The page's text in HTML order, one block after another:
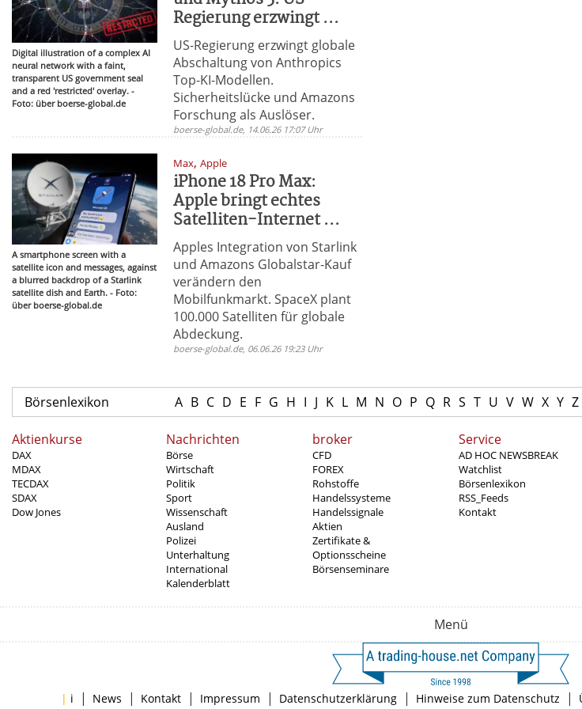
Digital illustration of a complex AI
neural network with a faint,
transparent US government seal
and a red 'restricted' overlay. -
Foto: über boerse-global.de
Regierung erzwingt ...
US-Regierung erzwingt globale
Abschaltung von Anthropics
Top-KI-Modellen.
Sicherheitslücke und Amazons
Forschung als Auslöser.
boerse-global.de, 14.06.26 17:07 Uhr
A smartphone screen with a
satellite icon and messages, against
a blurred backdrop of a Starlink
satellite dish and Earth. - Foto:
über boerse-global.de
Max,Apple
iPhone 18 Pro Max:
Apple bringt echtes
Satelliten-Internet ...
Apples Integration von Starlink
und Amazons Globalstar-Kauf
verändern den
Mobilfunkmarkt. SpaceX plant
100.000 Satelliten für globale
Abdeckung.
boerse-global.de, 06.06.26 19:23 Uhr
Börsenlexikon A B C D E F G H I J K L M N O P Q R S T U V W X Y Z
Aktienkurse
DAX
MDAX
TECDAX
SDAX
Dow Jones
Nachrichten
Börse
Wirtschaft
Politik
Sport
Wissenschaft
Ausland
Polizei
Unterhaltung
International
Kalenderblatt
broker
CFD
FOREX
Rohstoffe
Handelssysteme
Handelssignale
Aktien
Zertifikate &
Optionsscheine
Börsenseminare
Service
AD HOC NEWSBREAK
Watchlist
Börsenlexikon
RSS_Feeds
Kontakt
Menü
| i | News | Kontakt | Impressum | Datenschutzerklärung | Hinweise zum Datenschutz |